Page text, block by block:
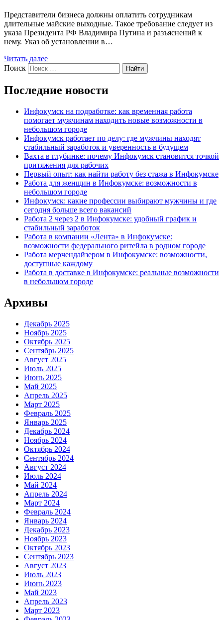
Представители бизнеса должны оплатить сотрудникам
длительные майские выходные. Такое требование следует из
указа Президента РФ Владимира Путина и разъяснений к
нему. Указ об установлении в…
Читать далее
Поиск
Найти
Последние новости
Инфокумск на подработке: как временная работа
помогает мужчинам находить новые возможности в
небольшом городе
Инфокумск работает по делу: где мужчины находят
стабильный заработок и уверенность в будущем
Вахта в глубинке: почему Инфокумск становится точкой
притяжения для рабочих
Первый опыт: как найти работу без стажа в Инфокумске
Работа для женщин в Инфокумске: возможности в
небольшом городе
Инфокумск: какие профессии выбирают мужчины и где
сегодня больше всего вакансий
Работа 2 через 2 в Инфокумске: удобный график и
стабильный заработок
Работа в компании «Лента» в Инфокумске:
возможности федерального ритейла в родном городе
Работа мерчендайзером в Инфокумске: возможности,
доступные каждому
Работа в доставке в Инфокумске: реальные возможности
в небольшом городе
Архивы
Декабрь 2025
Ноябрь 2025
Октябрь 2025
Сентябрь 2025
Август 2025
Июль 2025
Июнь 2025
Май 2025
Апрель 2025
Март 2025
Февраль 2025
Январь 2025
Декабрь 2024
Ноябрь 2024
Октябрь 2024
Сентябрь 2024
Август 2024
Июль 2024
Май 2024
Апрель 2024
Март 2024
Февраль 2024
Январь 2024
Декабрь 2023
Ноябрь 2023
Октябрь 2023
Сентябрь 2023
Август 2023
Июль 2023
Июнь 2023
Май 2023
Апрель 2023
Март 2023